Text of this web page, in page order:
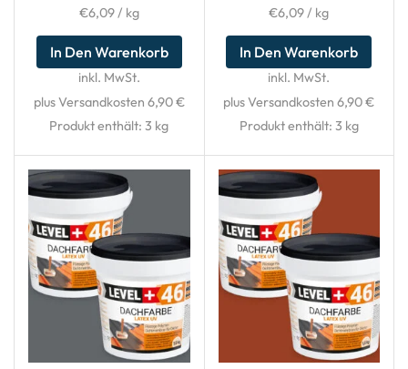
€6,09/ kg
In Den Warenkorb
inkl. MwSt.
plus Versandkosten 6,90 €
Produkt enthält: 3 kg
€6,09/ kg
In Den Warenkorb
inkl. MwSt.
plus Versandkosten 6,90 €
Produkt enthält: 3 kg